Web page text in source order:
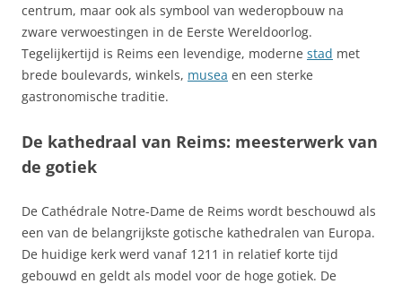
centrum, maar ook als symbool van wederopbouw na
zware verwoestingen in de Eerste Wereldoorlog.
Tegelijkertijd is Reims een levendige, moderne stad met
brede boulevards, winkels, musea en een sterke
gastronomische traditie.
De kathedraal van Reims: meesterwerk van
de gotiek
De Cathédrale Notre-Dame de Reims wordt beschouwd als
een van de belangrijkste gotische kathedralen van Europa.
De huidige kerk werd vanaf 1211 in relatief korte tijd
gebouwd en geldt als model voor de hoge gotiek. De